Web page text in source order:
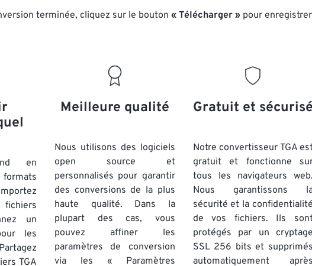
terminée, cliquez sur le bouton « Télécharger » pour enregistrer
en
formats
un
les
TGA
Meilleure qualité
Nous utilisons des logiciels
open source et
personnalisés pour garantir
des conversions de la plus
haute qualité. Dans la
plupart des cas, vous
pouvez affiner les
paramètres de conversion
via les « Paramètres
Gratuit et sécurisé
Notre convertisseur TGA
gratuit et fonctionne
tous les navigateurs web.
Nous garantissons
sécurité et la confidentialité
de vos fichiers. Ils
protégés par un cryptage
SSL 256 bits et supprimés
automatiquement après